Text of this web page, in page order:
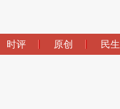
时评 原创 民生